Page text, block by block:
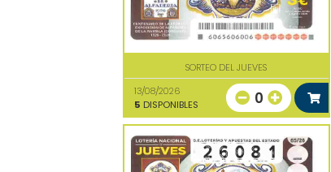
SORTEO DEL JUEVES
13/08/2026
5 DISPONIBLES 0